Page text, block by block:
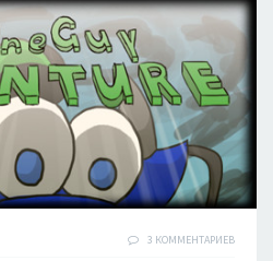
3 КОММЕНТАРИЕВ